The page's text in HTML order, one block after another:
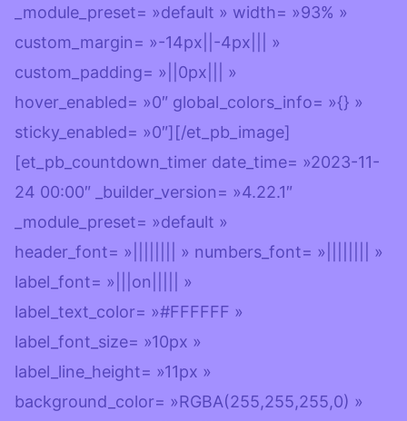
_module_preset= »default » width= »93% »
custom_margin= »-14px||-4px||| »
custom_padding= »||0px||| »
hover_enabled= »0″ global_colors_info= »{} »
sticky_enabled= »0″][/et_pb_image]
[et_pb_countdown_timer date_time= »2023-11-
24 00:00″ _builder_version= »4.22.1″
_module_preset= »default »
header_font= »|||||||| » numbers_font= »|||||||| »
label_font= »|||on||||| »
label_text_color= »#FFFFFF »
label_font_size= »10px »
label_line_height= »11px »
background_color= »RGBA(255,255,255,0) »